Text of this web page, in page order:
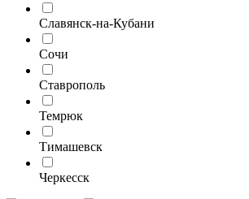
Славянск-на-Кубани
Сочи
Ставрополь
Темрюк
Тимашевск
Черкесск